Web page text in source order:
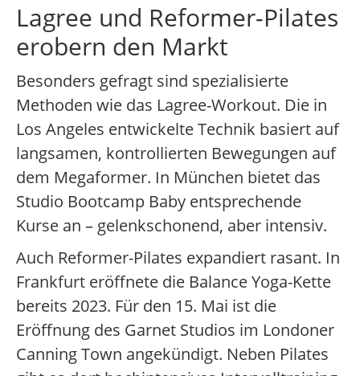
Lagree und Reformer-Pilates
erobern den Markt
Besonders gefragt sind spezialisierte
Methoden wie das Lagree-Workout. Die in
Los Angeles entwickelte Technik basiert auf
langsamen, kontrollierten Bewegungen auf
dem Megaformer. In München bietet das
Studio Bootcamp Baby entsprechende
Kurse an – gelenkschonend, aber intensiv.
Auch Reformer-Pilates expandiert rasant. In
Frankfurt eröffnete die Balance Yoga-Kette
bereits 2023. Für den 15. Mai ist die
Eröffnung des Garnet Studios im Londoner
Canning Town angekündigt. Neben Pilates